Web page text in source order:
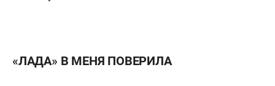
«ЛАДА» В МЕНЯ ПОВЕРИЛА